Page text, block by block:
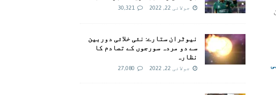
جولائی 22, 2022 30,321
نیوٹران ستارے: نئی خلائی دوربین
سے دو مردہ سورجوں کے تصادم کا
نظارہ
جولائی 22, 2022 27,080